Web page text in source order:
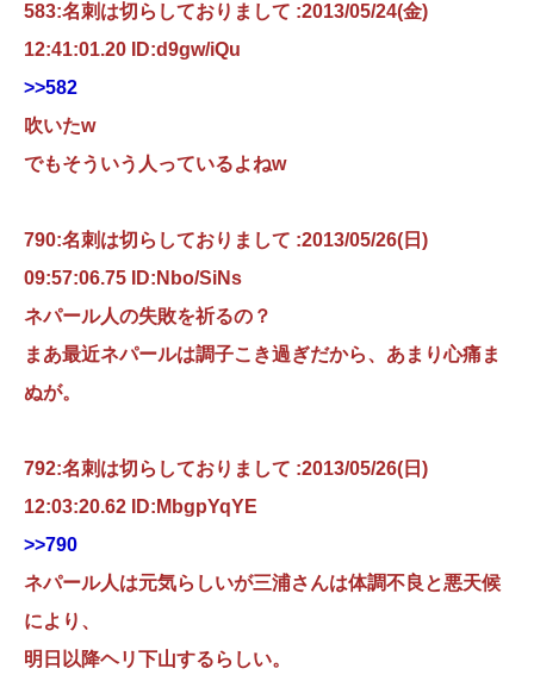
583:名刺は切らしておりまして :2013/05/24(金)
12:41:01.20 ID:d9gw/iQu
>>582
吹いたw
でもそういう人っているよねw
790:名刺は切らしておりまして :2013/05/26(日)
09:57:06.75 ID:Nbo/SiNs
ネパール人の失敗を祈るの？
まあ最近ネパールは調子こき過ぎだから、あまり心痛ま
ぬが。
792:名刺は切らしておりまして :2013/05/26(日)
12:03:20.62 ID:MbgpYqYE
>>790
ネパール人は元気らしいが三浦さんは体調不良と悪天候
により、
明日以降ヘリ下山するらしい。